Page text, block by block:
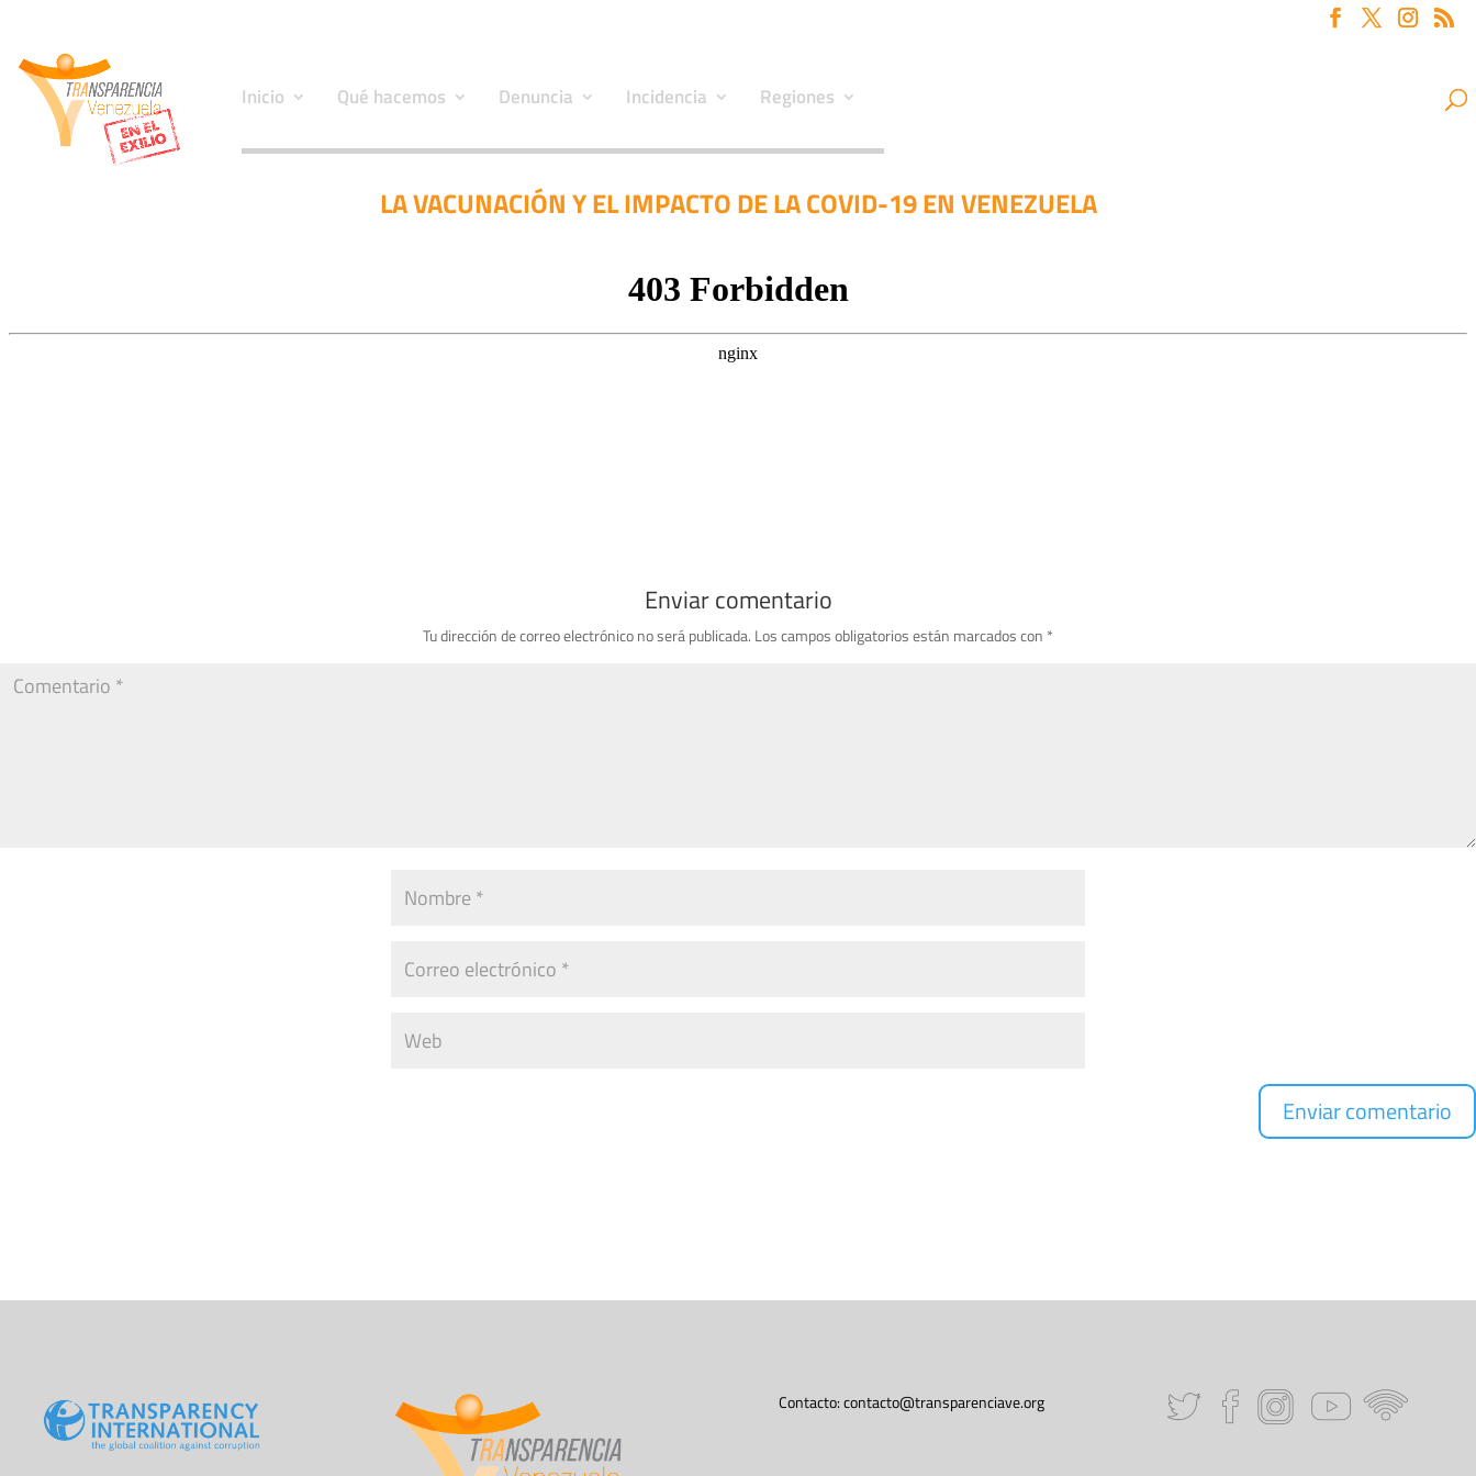
Inicio Qué hacemos Denuncia Incidencia Regiones
LA VACUNACIÓN Y EL IMPACTO DE LA COVID-19 EN VENEZUELA
Enviar comentario
Tu dirección de correo electrónico no será publicada. Los campos obligatorios están marcados con *
Contacto:contacto@transparenciave.org